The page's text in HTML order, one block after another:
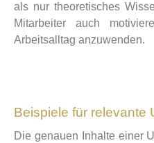
als nur theoretisches
Mitarbeiter auch
Arbeitsalltag anzuwenden.
Beispiele für relevante
Die genauen Inhalte einer